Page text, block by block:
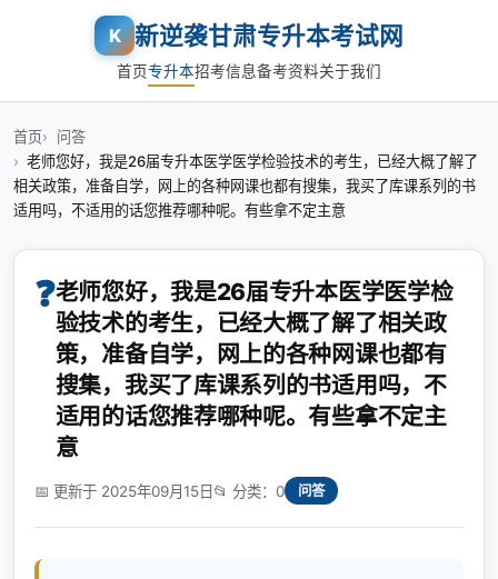
K 新逆袭甘肃专升本考试网
首页专升本招考信息备考资料关于我们
首页
问答
老师您好，我是26届专升本医学医学检验技术的考生，已经大概了解了
相关政策，准备自学，网上的各种网课也都有搜集，我买了库课系列的书
适用吗，不适用的话您推荐哪种呢。有些拿不定主意
❓老师您好，我是26届专升本医学医学检
验技术的考生，已经大概了解了相关政
策，准备自学，网上的各种网课也都有
搜集，我买了库课系列的书适用吗，不
适用的话您推荐哪种呢。有些拿不定主
意
📅 更新于 2025年09月15日📂 分类：0 问答